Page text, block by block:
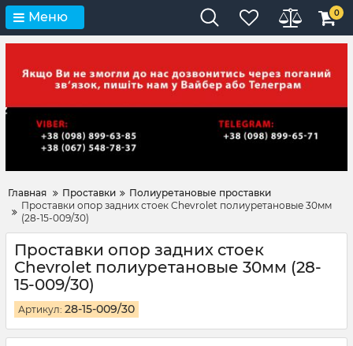
Меню 0
Главная Проставки
Полиуретановые проставки
Проставки опор задних стоек Chevrolet полиуретановые 30мм
(28-15-009/30)
Проставки опор задних стоек
Chevrolet полиуретановые 30мм (28-
15-009/30)
Артикул: 28-15-009/30